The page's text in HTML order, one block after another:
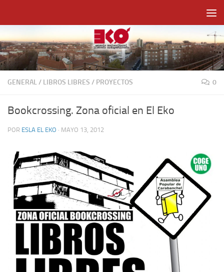
GENERAL/ LIBROS LIBRES / PROYECTOS 0
Bookcrossing. Zona oficial en El Eko
POR ESLA EL EKO · MAYO 13, 2012